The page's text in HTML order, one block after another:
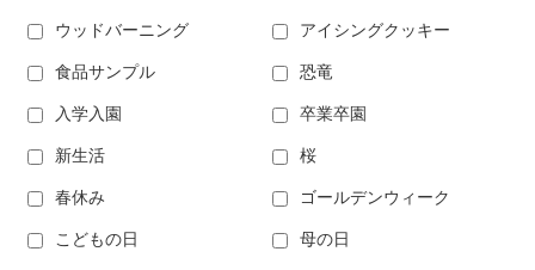
ウッドバーニング アイシングクッキー
食品サンプル 恐竜
入学入園 卒業卒園
新生活 桜
春休み ゴールデンウィーク
こどもの日 母の日